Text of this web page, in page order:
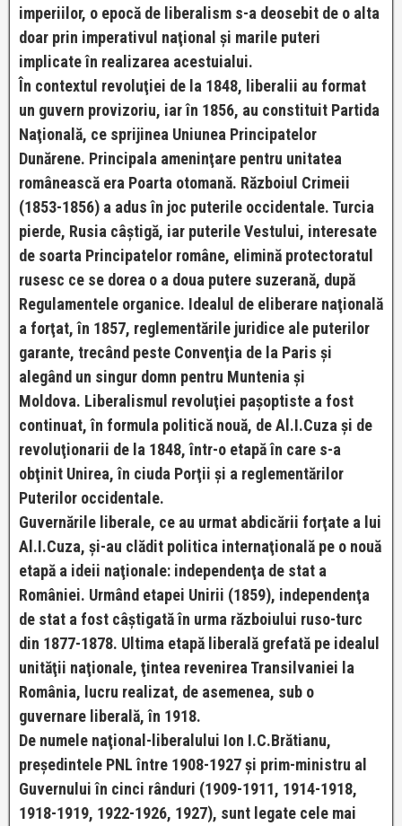
imperiilor, o epocă de liberalism s-a deosebit de o alta
doar prin imperativul naţional şi marile puteri
implicate în realizarea acestuialui.
În contextul revoluţiei de la 1848, liberalii au format
un guvern provizoriu, iar în 1856, au constituit Partida
Naţională, ce sprijinea Uniunea Principatelor
Dunărene. Principala ameninţare pentru unitatea
românească era Poarta otomană. Războiul Crimeii
(1853-1856) a adus în joc puterile occidentale. Turcia
pierde, Rusia câştigă, iar puterile Vestului, interesate
de soarta Principatelor române, elimină protectoratul
rusesc ce se dorea o a doua putere suzerană, după
Regulamentele organice. Idealul de eliberare naţională
a forţat, în 1857, reglementările juridice ale puterilor
garante, trecând peste Convenţia de la Paris şi
alegând un singur domn pentru Muntenia şi
Moldova. Liberalismul revoluţiei paşoptiste a fost
continuat, în formula politică nouă, de Al.I.Cuza şi de
revoluţionarii de la 1848, într-o etapă în care s-a
obţinit Unirea, în ciuda Porţii şi a reglementărilor
Puterilor occidentale.
Guvernările liberale, ce au urmat abdicării forţate a lui
Al.I.Cuza, şi-au clădit politica internaţională pe o nouă
etapă a ideii naţionale: independenţa de stat a
României. Urmând etapei Unirii (1859), independenţa
de stat a fost câştigată în urma războiului ruso-turc
din 1877-1878. Ultima etapă liberală grefată pe idealul
unităţii naţionale, ţintea revenirea Transilvaniei la
România, lucru realizat, de asemenea, sub o
guvernare liberală, în 1918.
De numele naţional-liberalului Ion I.C.Brătianu,
preşedintele PNL între 1908-1927 şi prim-ministru al
Guvernului în cinci rânduri (1909-1911, 1914-1918,
1918-1919, 1922-1926, 1927), sunt legate cele mai